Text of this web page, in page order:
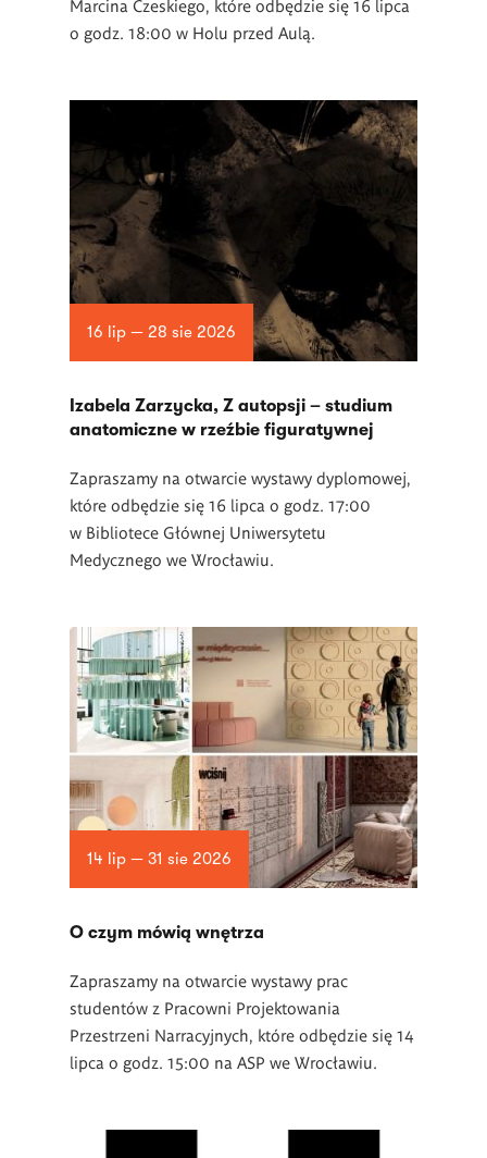
Marcina Czeskiego, które odbędzie się 16 lipca
o godz. 18:00 w Holu przed Aulą.
16 lip — 28 sie 2026
Izabela Zarzycka, Z autopsji – studium
anatomiczne w rzeźbie figuratywnej
Zapraszamy na otwarcie wystawy dyplomowej,
które odbędzie się 16 lipca o godz. 17:00
w Bibliotece Głównej Uniwersytetu
Medycznego we Wrocławiu.
14 lip — 31 sie 2026
O czym mówią wnętrza
Zapraszamy na otwarcie wystawy prac
studentów z Pracowni Projektowania
Przestrzeni Narracyjnych, które odbędzie się 14
lipca o godz. 15:00 na ASP we Wrocławiu.